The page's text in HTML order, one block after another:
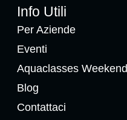
Info Utili
Per Aziende
Eventi
Aquaclasses Weekend
Blog
Contattaci